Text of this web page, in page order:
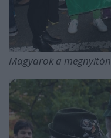
Magyarok a megnyitón